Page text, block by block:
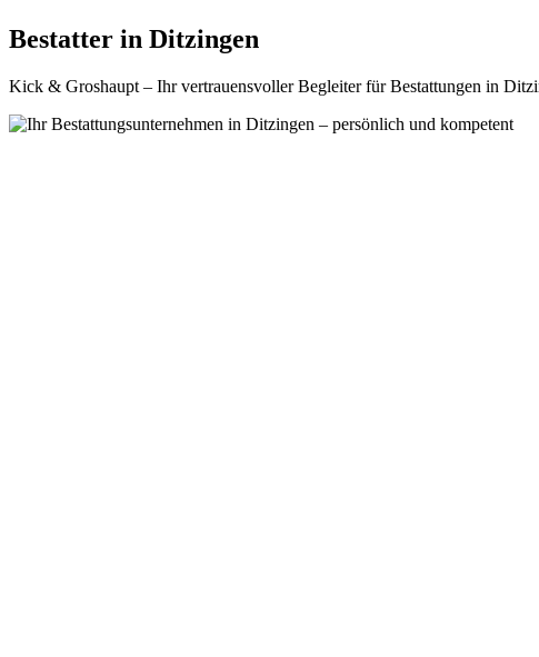
Bestatter in Ditzingen
Kick & Groshaupt – Ihr vertrauensvoller Begleiter für Bestattungen in